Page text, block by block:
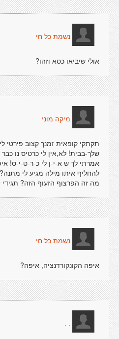
נשמת כל חי
אולי שיביאו כסא וזהו?
מיקה מוני
תקתקי קופאית זמנך קצוב פירטי
שלך-בבית! לא,אין לי כרטיס נו
אמרתי לך ש א-י-ן לי כ-ר-ט-י-ס!
להחליף איתו מילה מגיע לי
מה זה הפרצוף הזעוף הזה? תגידי
נשמת כל חי
איפה הקונקורדנציה, איפה?